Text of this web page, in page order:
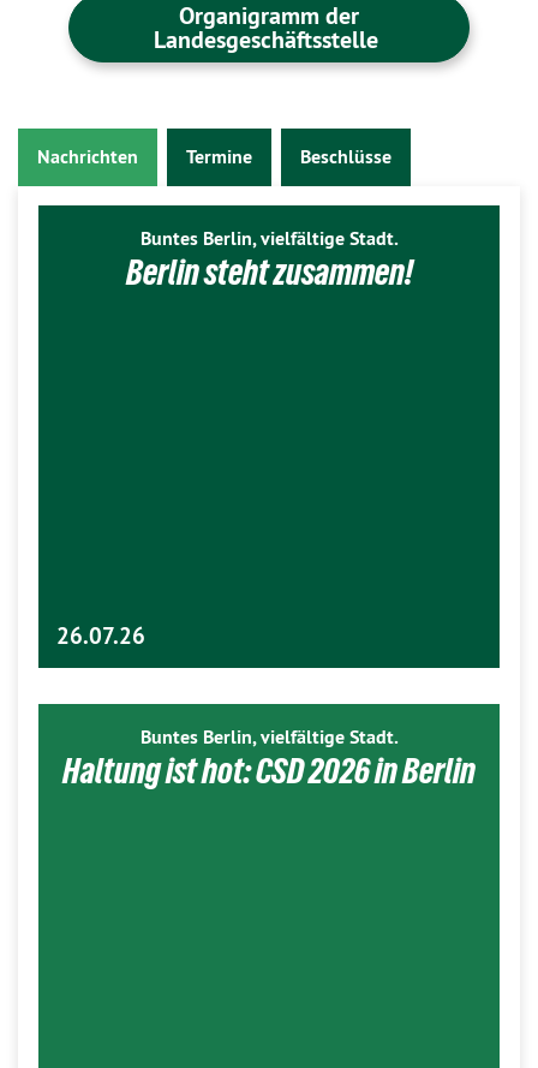
Organigramm der
Landesgeschäftsstelle
Nachrichten Termine Beschlüsse
Buntes Berlin, vielfältige Stadt.
Berlin steht zusammen!
26.07.26
Buntes Berlin, vielfältige Stadt.
Haltung ist hot: CSD 2026 in Berlin